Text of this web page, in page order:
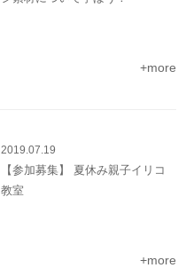
+more
2019.07.19
【参加募集】 夏休み親子イリコ
教室
+more